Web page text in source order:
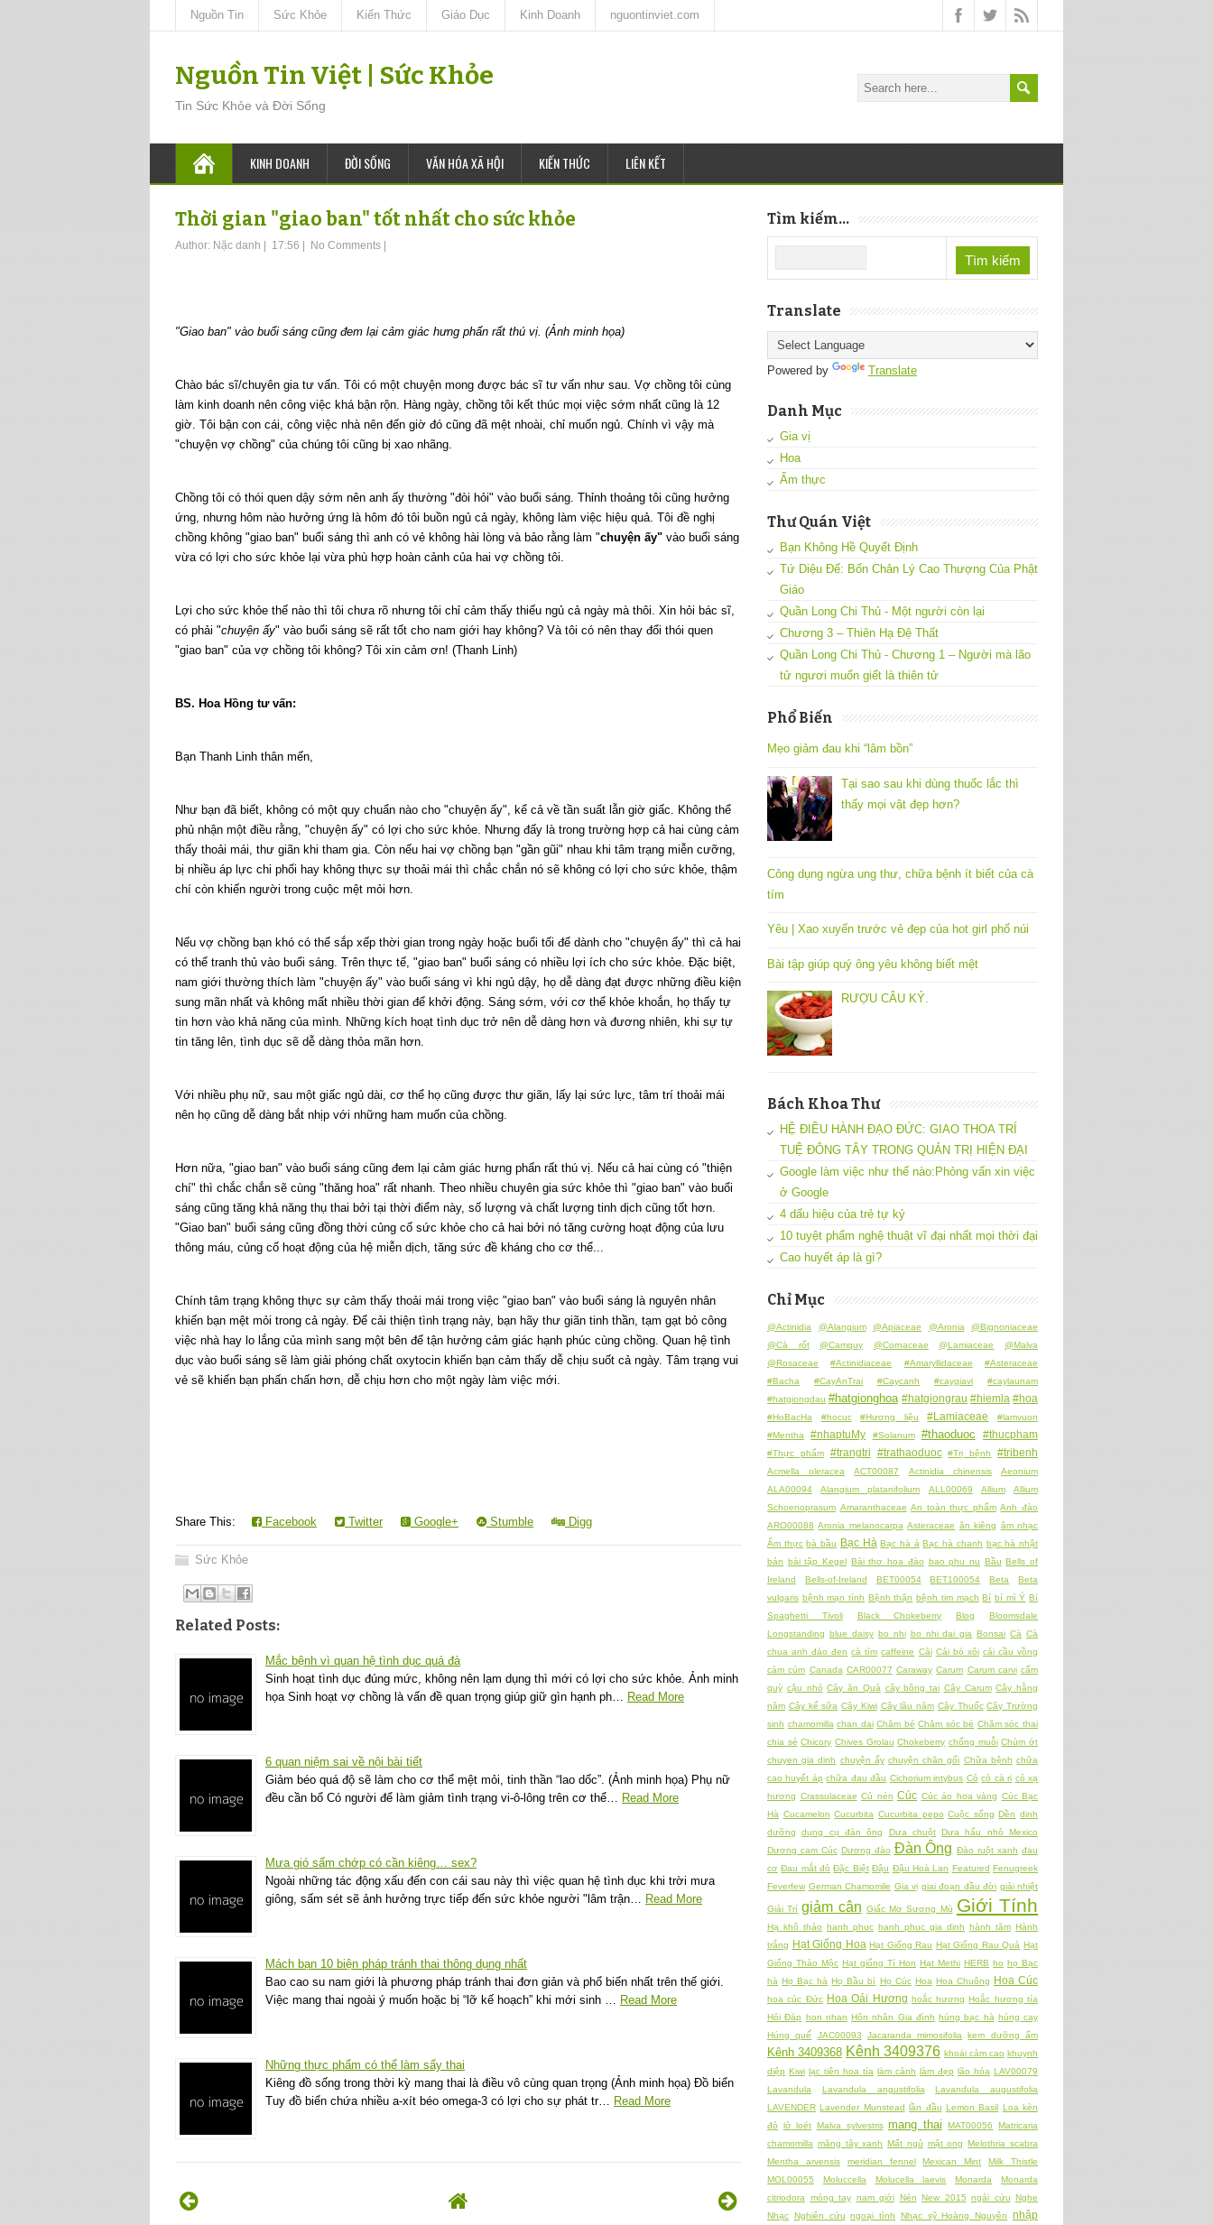
Nguồn Tin Sức Khỏe Kiến Thức Giáo Dục Kinh Doanh nguontinviet.com
Nguồn Tin Việt | Sức Khỏe
Tin Sức Khỏe và Đời Sống
KINH DOANH ĐỜI SỐNG VĂN HÓA XÃ HỘI KIẾN THỨC LIÊN KẾT
Thời gian "giao ban" tốt nhất cho sức khỏe
Author: Nặc danh 17:56 No Comments
"Giao ban" vào buổi sáng cũng đem lại cảm giác hưng phấn rất thú vị. (Ảnh minh họa)
Chào bác sĩ/chuyên gia tư vấn. Tôi có một chuyện mong được bác sĩ tư vấn như sau. Vợ chồng tôi cùng
làm kinh doanh nên công việc khá bận rộn. Hàng ngày, chồng tôi kết thúc mọi việc sớm nhất cũng là 12
giờ. Tôi bận con cái, công việc nhà nên đến giờ đó cũng đã mệt nhoài, chỉ muốn ngủ. Chính vì vậy mà
"chuyện vợ chồng" của chúng tôi cũng bị xao nhãng.
Chồng tôi có thói quen dậy sớm nên anh ấy thường "đòi hỏi" vào buổi sáng. Thỉnh thoảng tôi cũng hưởng
ứng, nhưng hôm nào hưởng ứng là hôm đó tôi buồn ngủ cả ngày, không làm việc hiệu quả. Tôi đề nghị
chồng không "giao ban" buổi sáng thì anh có vẻ không hài lòng và bảo rằng làm "chuyện ấy" vào buổi sáng
vừa có lợi cho sức khỏe lại vừa phù hợp hoàn cảnh của hai vợ chồng tôi.
Lợi cho sức khỏe thế nào thì tôi chưa rõ nhưng tôi chỉ cảm thấy thiếu ngủ cả ngày mà thôi. Xin hỏi bác sĩ,
có phải "chuyện ấy" vào buổi sáng sẽ rất tốt cho nam giới hay không? Và tôi có nên thay đổi thói quen
"giao ban" của vợ chồng tôi không? Tôi xin cảm ơn! (Thanh Linh)
BS. Hoa Hồng tư vấn:
Bạn Thanh Linh thân mến,
Như bạn đã biết, không có một quy chuẩn nào cho "chuyện ấy", kể cả về tần suất lẫn giờ giấc. Không thể
phủ nhận một điều rằng, "chuyện ấy" có lợi cho sức khỏe. Nhưng đấy là trong trường hợp cả hai cùng cảm
thấy thoải mái, thư giãn khi tham gia. Còn nếu hai vợ chồng bạn "gần gũi" nhau khi tâm trạng miễn cưỡng,
bị nhiều áp lực chi phối hay không thực sự thoải mái thì chắc chắn nó sẽ không có lợi cho sức khỏe, thậm
chí còn khiến người trong cuộc mệt mỏi hơn.
Nếu vợ chồng bạn khó có thể sắp xếp thời gian trong ngày hoặc buổi tối để dành cho "chuyện ấy" thì cả hai
có thể tranh thủ vào buổi sáng. Trên thực tế, "giao ban" buổi sáng có nhiều lợi ích cho sức khỏe. Đặc biệt,
nam giới thường thích làm "chuyện ấy" vào buổi sáng vì khi ngủ dậy, họ dễ dàng đạt được những điều kiện
sung mãn nhất và không mất nhiều thời gian để khởi động. Sáng sớm, với cơ thể khỏe khoắn, họ thấy tự
tin hơn vào khả năng của mình. Những kích hoạt tình dục trở nên dễ dàng hơn và đương nhiên, khi sự tự
tin tăng lên, tình dục sẽ dễ dàng thỏa mãn hơn.
Với nhiều phụ nữ, sau một giấc ngủ dài, cơ thể họ cũng được thư giãn, lấy lại sức lực, tâm trí thoải mái
nên họ cũng dễ dàng bắt nhịp với những ham muốn của chồng.
Hơn nữa, "giao ban" vào buổi sáng cũng đem lại cảm giác hưng phấn rất thú vị. Nếu cả hai cùng có "thiện
chí" thì chắc chắn sẽ cùng "thăng hoa" rất nhanh. Theo nhiều chuyên gia sức khỏe thì "giao ban" vào buổi
sáng cũng tăng khả năng thụ thai bởi tại thời điểm này, số lượng và chất lượng tinh dịch cũng tốt hơn.
"Giao ban" buổi sáng cũng đồng thời củng cố sức khỏe cho cả hai bởi nó tăng cường hoạt động của lưu
thông máu, củng cố hoạt động của hệ miễn dịch, tăng sức đề kháng cho cơ thể...
Chính tâm trạng không thực sự cảm thấy thoải mái trong việc "giao ban" vào buổi sáng là nguyên nhân
khiến bạn mệt mỏi trong cả ngày. Để cải thiện tình trạng này, bạn hãy thư giãn tinh thần, tạm gạt bỏ công
việc nhà hay lo lắng của mình sang một bên để tận hưởng cảm giác hạnh phúc cùng chồng. Quan hệ tình
dục vào buổi sáng sẽ làm giải phóng chất oxytocin khiến bạn cảm thấy dễ chịu suốt cả ngày. Tâm trạng vui
vẻ sẽ khiến bạn phấn chấn hơn, dễ chịu hơn cho một ngày làm việc mới.
Share This: Facebook Twitter Google+ Stumble Digg
Sức Khỏe
Related Posts:
Mắc bệnh vì quan hệ tình dục quá đà
Sinh hoạt tình dục đúng mức, không nên lạm dụng thì mới có lợi cho sức khỏe. Ảnh minh
họa Sinh hoạt vợ chồng là vấn đề quan trọng giúp giữ gìn hạnh ph…
Read More
6 quan niệm sai về nội bài tiết
Giảm béo quá độ sẽ làm cho cơ thể mệt mỏi, tinh thần “lao dốc”. (Ảnh minh họa) Phụ nữ
đều cần bổ Có người để làm giảm tình trạng vi-ô-lông trên cơ thể…
Read More
Mưa gió sấm chớp có cần kiêng… sex?
Ngoài những tác động xấu đến con cái sau này thì việc quan hệ tình dục khi trời mưa
giông, sấm sét sẽ ảnh hưởng trực tiếp đến sức khỏe người "lâm trận…
Read More
Mách bạn 10 biện pháp tránh thai thông dụng nhất
Bao cao su nam giới là phương pháp tránh thai đơn giản và phổ biến nhất trên thế giới.
Việc mang thai ngoài ý muốn hoặc bị “lỡ kế hoạch” khi mới sinh …
Read More
Những thực phẩm có thể làm sẩy thai
Kiêng đồ sống trong thời kỳ mang thai là điều vô cùng quan trọng (Ảnh minh họa) Đồ biển
Tuy đồ biển chứa nhiều a-xít béo omega-3 có lợi cho sự phát tr…
Read More
Tìm kiếm...
Translate
Powered by Translate
Danh Mục
Gia vị
Hoa
Ẩm thực
Thư Quán Việt
Bạn Không Hề Quyết Định
Tứ Diệu Đế: Bốn Chân Lý Cao Thượng Của Phật
Giáo
Quần Long Chi Thủ - Một người còn lại
Chương 3 – Thiên Hạ Đệ Thất
Quần Long Chi Thủ - Chương 1 – Người mà lão
tử ngươi muốn giết là thiên tử
Phổ Biến
Mẹo giảm đau khi “lâm bồn”
Tại sao sau khi dùng thuốc lắc thì
thấy mọi vật đẹp hơn?
Công dụng ngừa ung thư, chữa bệnh ít biết của cà
tím
Yêu | Xao xuyến trước vẻ đẹp của hot girl phố núi
Bài tập giúp quý ông yêu không biết mệt
RƯỢU CÂU KỶ.
Bách Khoa Thư
HỆ ĐIỀU HÀNH ĐẠO ĐỨC: GIAO THOA TRÍ
TUỆ ĐÔNG TÂY TRONG QUẢN TRỊ HIỆN ĐẠI
Google làm việc như thế nào:Phỏng vấn xin việc
ở Google
4 dấu hiệu của trẻ tự kỷ
10 tuyệt phẩm nghệ thuật vĩ đại nhất mọi thời đại
Cao huyết áp là gì?
Chỉ Mục
@Actinidia @Alangium @Apiaceae @Aronia
@Bignoniaceae
@Cà rốt
@Camquy @Cornaceae @Lamiaceae
@Malva
@Rosaceae
#Actinidiaceae #Amaryllidaceae
#Asteraceae
#Bacha
#CayAnTrai #Caycanh #caygiavi
#caylaunam
#hatgiongdau #hatgionghoa #hatgiongrau #hiemla #hoa
#HoBacHa #hocuc #Hương liệu #Lamiaceae
#lamvuon
#Mentha
#nhaptuMy #Solanum #thaoduoc #thucpham
#Thực phẩm #trangtri #trathaoduoc #Trị bệnh #tribenh
Acmella oleracea ACT00087 Actinidia chinensis
Aeonium
ALA00094
Alangium platanifolium ALL00069 Allium
Allium
Schoenoprasum Amaranthaceae An toàn thực phẩm Anh đào
ARO00088 Aronia melanocarpa Asteraceae ăn kiêng âm nhạc
Ẩm thực bà bầu Bạc Hà Bạc hà á Bạc hà chanh bạc hà nhật
bản
bài tập Kegel Bài thơ hoa đào bao phu nu Bầu Bells of
Ireland
Bells-of-Ireland BET00054 BET100054 Beta
Beta
vulgaris bệnh mạn tính Bệnh thận bệnh tim mạch Bí bí mì Ý Bí
Spaghetti Tivoli
Black Chokeberry Blog
Bloomsdale
Longstanding
blue daisy bo nhi bo nhi dai gia Bonsai Cà Cà
chua anh đào đen cà tím caffeine Cải Cải bó xôi cải cầu vồng
cảm cúm Canada CAR00077 Caraway Carum Carum carvi cẩm
quỳ cậu nhỏ Cây ăn Quả cây bông tai Cây Carum Cây hằng
năm Cây kế sữa Cây Kiwi Cây lâu năm Cây Thuốc Cây Trường
sinh chamomilla chan dai Chăm bé Chăm sóc bé Chăm sóc thai
chia sẻ Chicory Chives Grolau Chokeberry chống muỗi Chùm ớt
chuyen gia dinh chuyện ấy chuyện chăn gối Chữa bệnh chữa
cao huyết áp chữa đau đầu Cichorium intybus Cỏ cỏ cà ri cỏ xạ
hương Crassulaceae Củ nén Cúc Cúc áo hoa vàng Cúc Bạc
Hà Cucamelon Cucurbita Cucurbita pepo Cuộc sống Dền dinh
dưỡng
dụng cụ đàn ông Dưa chuột
Dưa hấu nhỏ Mexico
Dương cam Cúc Dương đào Đàn Ông Đào ruột xanh đau
cơ Đau mắt đỏ Đặc Biệt Đậu Đậu Hoà Lan Featured Fenugreek
Feverfew German Chamomile Gia vị giai đoạn đầu đời giải nhiệt
Giải Trí giảm cân Giấc Mơ Sương Mù Giới Tính
Hạ khô thảo hanh phuc hanh phuc gia dinh hành tăm Hành
trắng
Hạt Giống Hoa Hạt Giống Rau Hạt Giống Rau Quả Hạt
Giống Thảo Mộc Hạt giống Tí Hon Hạt Methi HERB ho họ Bạc
hà Họ Bạc hà Họ Bầu bí Họ Cúc Hoa Hoa Chuông Hoa Cúc
hoa cúc Đức Hoa Oải Hương hoắc hương Hoắc hương tía
Hỏi Đáp
hon nhan Hôn nhân Gia đình húng bạc hà húng cay
Húng quế́
JAC00093 Jacaranda mimosifolia kem dưỡng ẩm
Kênh 3409368 Kênh 3409376 khoái cảm cao khuynh
diệp Kiwi lạc tiên hoa tía làm cảnh làm đẹp lão hóa LAV00079
Lavandula
Lavandula angustifolia
Lavandula augustifolia
LAVENDER Lavender Munstead lần đầu Lemon Basil
Loa kèn
đỏ
lở loét Malva sylvestris mang thai MAT00056
Matricaria
chamomilla măng tây xanh Mất ngủ mật ong
Melothria scabra
Mentha arvensis
meridian fennel Mexican Mint
Milk Thistle
MOL00055
Moluccella Molucella laevis Monarda
Monarda
citriodora móng tay nam giới Nén New 2015 ngải cứu
Nghe
Nhạc
Nghiên cứu ngoại tình Nhạc sỹ Hoàng Nguyên
nhập